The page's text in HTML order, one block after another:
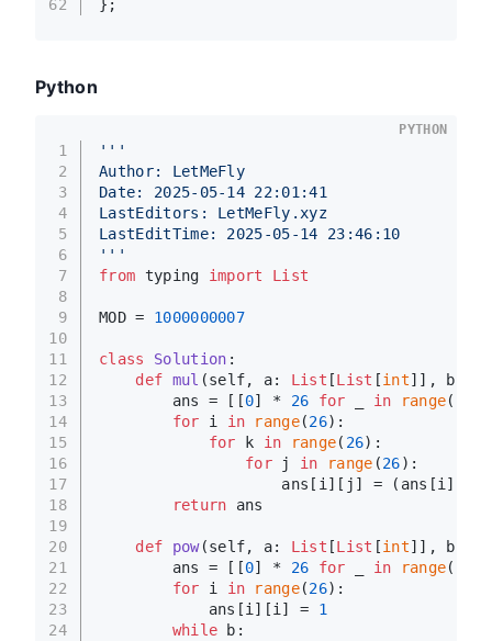
62 };
Python
1
2
3
4
5
6
7
8
9
10
11
12
13
14
15
16
17
18
19
20
21
22
23
24
'''
Author: LetMeFly
Date: 2025-05-14 22:01:41
LastEditors: LetMeFly.xyz
LastEditTime: 2025-05-14 23:46:10
'''
from typing import List
MOD = 1000000007
class Solution :
def mul (self, a: List [List [int]], b:
        ans = [[
0] * 26 for in range(
for i in range(26):
for k in range( 26):
for j in range (26):
ans[i][j] = (ans[i][j]
return ans
def pow(self, a: List [List [int]], b:
        ans = [[
0] * 26 for in range(
for i in range(26):
            ans[i][i] =
1
while b:
PYTHON